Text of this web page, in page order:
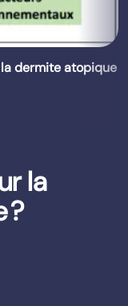
dermite atopique
la
?